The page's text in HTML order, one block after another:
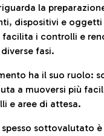
la
dispositivi e oggetti
i controlli e
fasi.
ha il suo ruolo:
a muoversi più
e aree di attesa.
sottovalutato